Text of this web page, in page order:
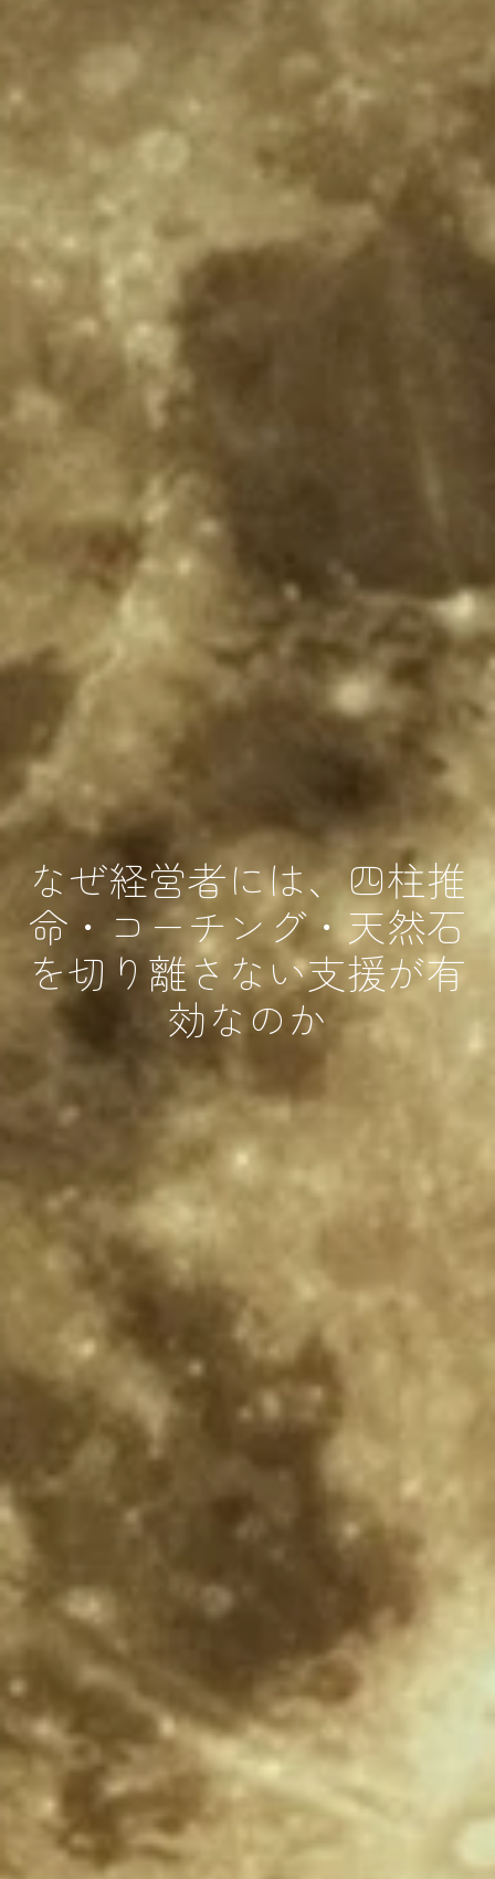
なぜ経営者には、四柱推
命・コーチング・天然石
を切り離さない支援が有
効なのか